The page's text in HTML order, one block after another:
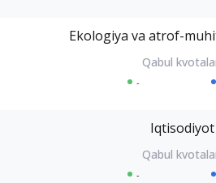
Ekologiya va atrof-
-
Iqtisodiyot
-